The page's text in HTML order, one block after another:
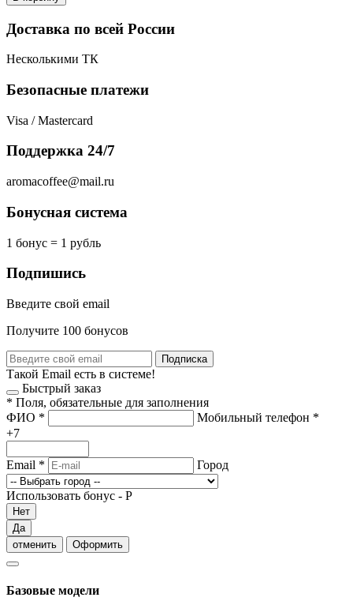
Доставка по всей России
Несколькими ТК
Безопасные платежи
Visa / Mastercard
Поддержка 24/7
aromacoffee@mail.ru
Бонусная система
1 бонус = 1 рубль
Подпишись
Введите свой email
Получите 100 бонусов
Подписка
Такой Email есть в системе!
Быстрый заказ
* Поля, обязательные для заполнения
ФИО * Мобильный телефон *
+7
Email * Город
Использовать бонус - Р
Нет
Да
отменить
Оформить
Базовые модели